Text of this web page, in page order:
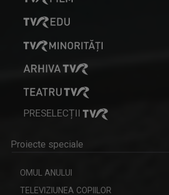
RACORD
Eseu cinematografic. Propune o viziune ...
OANA LAZĂR
TVR Iaşi înseamnă exact jumătate din viaţa ...
PRESELECȚII
Proiecte speciale
OMUL ANULUI
TELEVIZIUNEA COPIILOR